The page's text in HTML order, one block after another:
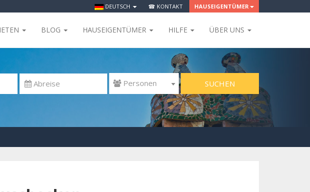
DEUTSCH ☎ KONTAKT HAUSEIGENTÜMER
BLOG HAUSEIGENTÜMER HILFE ÜBER UNS
 Personen SUCHEN